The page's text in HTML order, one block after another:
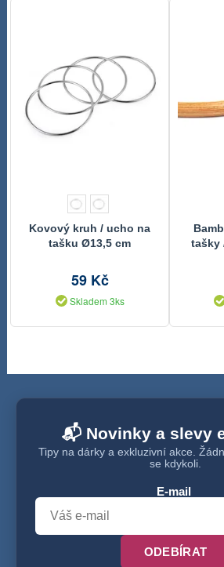
Kovový kruh / ucho na
tašku Ø13,5 cm
59 Kč
Skladem 3ks
tašky
📬 Novinky a slevy
Tipy na dárky a exkluzivní akce.
se kdykoli.
E-mail
ODEBÍRAT